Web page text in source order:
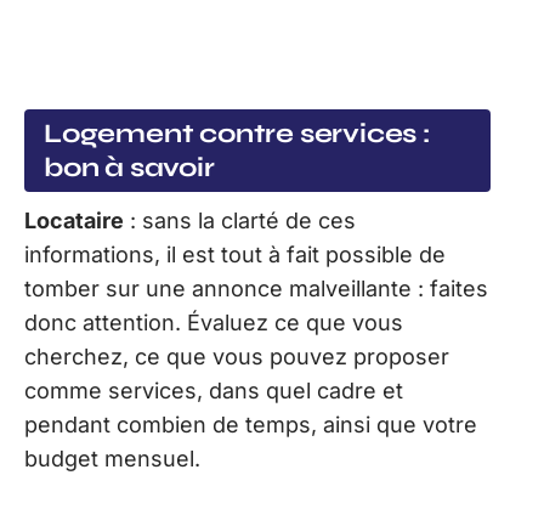
Logement contre services :
bon à savoir
Locataire : sans la clarté de ces
informations, il est tout à fait possible de
tomber sur une annonce malveillante : faites
donc attention. Évaluez ce que vous
cherchez, ce que vous pouvez proposer
comme services, dans quel cadre et
pendant combien de temps, ainsi que votre
budget mensuel.